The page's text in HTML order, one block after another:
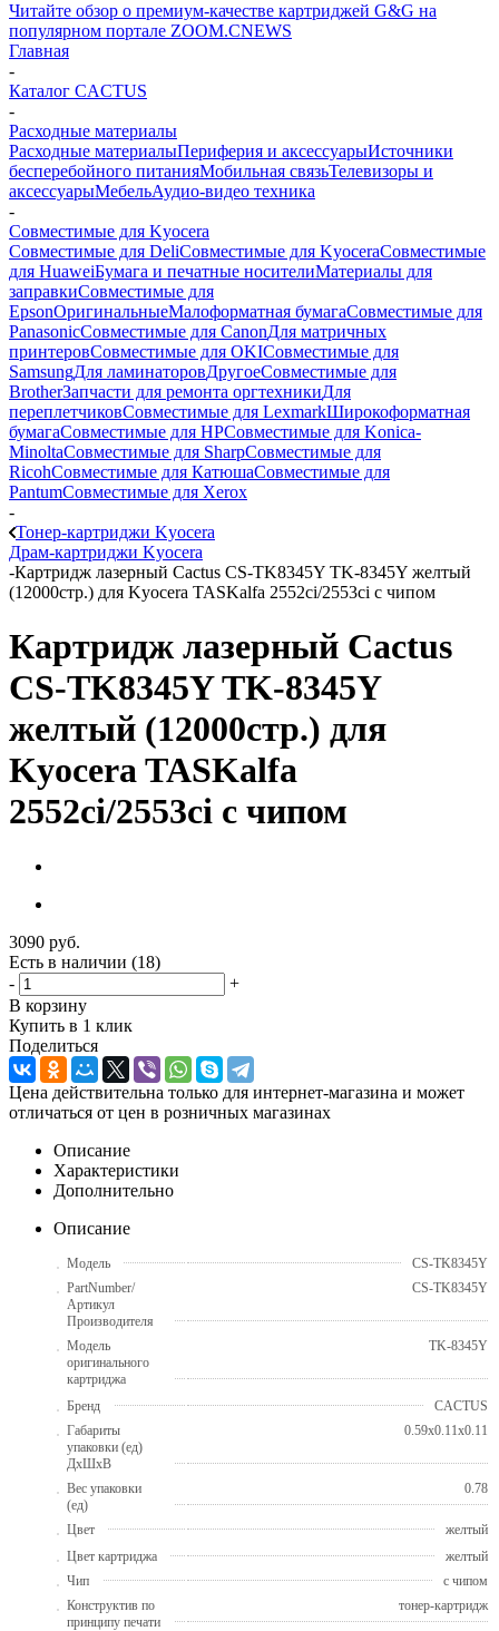
Читайте обзор о премиум-качестве картриджей G&G на
популярном портале ZOOM.CNEWS
Главная
-
Каталог CACTUS
-
Расходные материалы
Расходные материалыПериферия и аксессуарыИсточники
бесперебойного питанияМобильная связьТелевизоры и
аксессуарыМебельАудио-видео техника
-
Совместимые для Kyocera
Совместимые для DeliСовместимые для KyoceraСовместимые
для HuaweiБумага и печатные носителиМатериалы для
заправкиСовместимые для
EpsonОригинальныеМалоформатная бумагаСовместимые для
PanasonicСовместимые для CanonДля матричных
принтеровСовместимые для OKIСовместимые для
SamsungДля ламинаторовДругоеСовместимые для
BrotherЗапчасти для ремонта оргтехникиДля
переплетчиковСовместимые для LexmarkШирокоформатная
бумагаСовместимые для HPСовместимые для Konica-
MinoltaСовместимые для SharpСовместимые для
RicohСовместимые для КатюшаСовместимые для
PantumСовместимые для Xerox
-
Тонер-картриджи Kyocera
Драм-картриджи Kyocera
-Картридж лазерный Cactus CS-TK8345Y TK-8345Y желтый
(12000стр.) для Kyocera TASKalfa 2552ci/2553ci с чипом
Картридж лазерный Cactus
CS-TK8345Y TK-8345Y
желтый (12000стр.) для
Kyocera TASKalfa
2552ci/2553ci с чипом
3090 руб.
Есть в наличии (18)
-
+
В корзину
Купить в 1 клик
Поделиться
Цена действительна только для интернет-магазина и может
отличаться от цен в розничных магазинах
Описание
Характеристики
Дополнительно
Описание
Модель
CS-TK8345Y
PartNumber/
Артикул
Производителя
CS-TK8345Y
Модель
оригинального
картриджа
TK-8345Y
Бренд
CACTUS
Габариты
упаковки (ед)
ДхШхВ
0.59x0.11x0.11
Вес упаковки
(ед)
0.78
Цвет
желтый
Цвет картриджа
желтый
Чип
с чипом
Конструктив по
принципу печати
тонер-картридж